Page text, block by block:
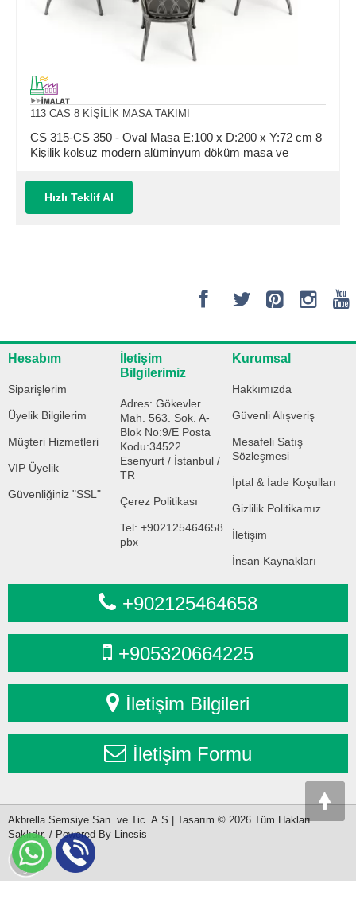
113 CAS 8 KİŞİLİK MASA TAKIMI
CS 315-CS 350 - Oval Masa E:100 x D:200 x Y:72 cm 8
Kişilik kolsuz modern alüminyum döküm masa ve
Hızlı Teklif Al
Hesabım
Siparişlerim
Üyelik Bilgilerim
Müşteri Hizmetleri
VIP Üyelik
Güvenliğiniz "SSL"
İletişim
Bilgilerimiz
Adres: Gökevler
Mah. 563. Sok. A-
Blok No:9/E Posta
Kodu:34522
Esenyurt / İstanbul /
TR
Çerez Politikası
Tel: +902125464658
pbx
Kurumsal
Hakkımızda
Güvenli Alışveriş
Mesafeli Satış
Sözleşmesi
İptal & İade Koşulları
Gizlilik Politikamız
İletişim
İnsan Kaynakları
+902125464658
+905320664225
İletişim Bilgileri
İletişim Formu
Akbrella Semsiye San. ve Tic. A.S | Tasarım © 2026 Tüm Hakları
Saklıdır. / Powered By Linesis